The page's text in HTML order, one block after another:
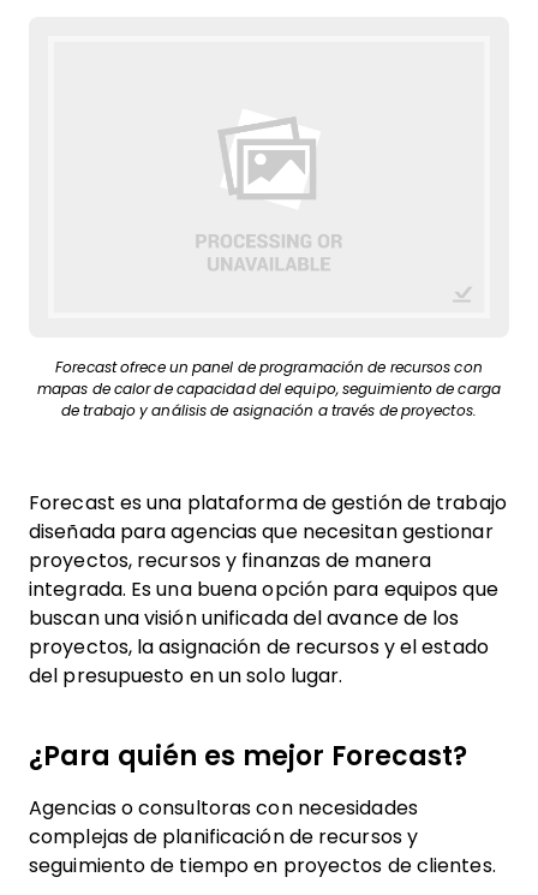
Forecast ofrece un panel de programación de recursos con
mapas de calor de capacidad del equipo, seguimiento de carga
de trabajo y análisis de asignación a través de proyectos.
Forecast es una plataforma de gestión de trabajo
diseñada para agencias que necesitan gestionar
proyectos, recursos y finanzas de manera
integrada. Es una buena opción para equipos que
buscan una visión unificada del avance de los
proyectos, la asignación de recursos y el estado
del presupuesto en un solo lugar.
¿Para quién es mejor Forecast?
Agencias o consultoras con necesidades
complejas de planificación de recursos y
seguimiento de tiempo en proyectos de clientes.